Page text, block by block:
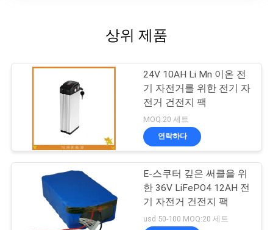
상위 제품
24V 10AH Li Mn 이온 전
기 자전거를 위한 전기 자
전거 건전지 팩
MOQ:20 세트
연락하다
E-스쿠터 깊은 써클을 위
한 36V LiFePO4 12AH 전
기 자전거 건전지 팩
usd 50-100 MOQ:20 세트